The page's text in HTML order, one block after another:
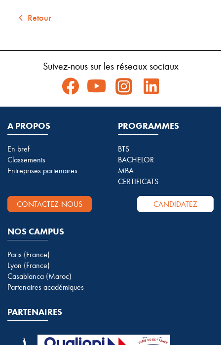
Retour
Suivez-nous sur les réseaux sociaux
A PROPOS
En bref
Classements
Entreprises partenaires
PROGRAMMES
BTS
BACHELOR
MBA
CERTIFICATS
CONTACTEZ-NOUS CANDIDATEZ
NOS CAMPUS
Paris (France)
Lyon (France)
Casablanca (Maroc)
Partenaires académiques
PARTENAIRES